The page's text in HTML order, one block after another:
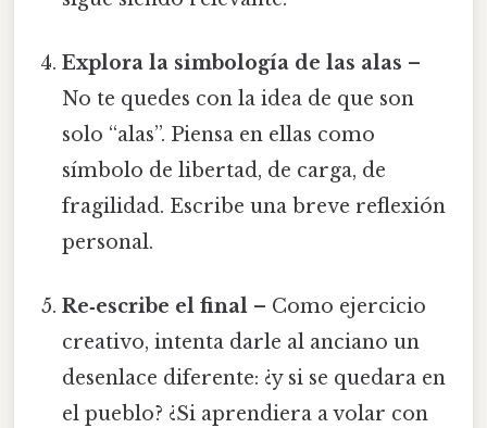
Explora la simbología de las alas –
No te quedes con la idea de que son
solo “alas”. Piensa en ellas como
símbolo de libertad, de carga, de
fragilidad. Escribe una breve reflexión
personal.
Re‑escribe el final – Como ejercicio
creativo, intenta darle al anciano un
desenlace diferente: ¿y si se quedara en
el pueblo? ¿Si aprendiera a volar con